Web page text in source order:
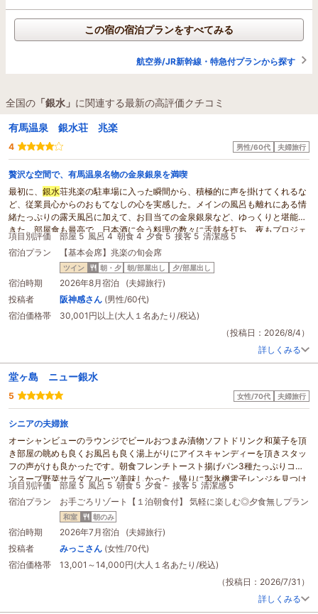
この宿の宿泊プランをすべてみる
航空券/JR新幹線・特急付プランから探す
全国の 「銀水」 に関連する最新の高評価クチコミ
有馬温泉 銀水荘 兆楽
4 男性/60代 夫婦旅行
贅沢な空間で、有馬温泉名物の金泉銀泉を満喫
最初に、 銀水荘兆楽の駐車場に入った瞬間から、積極的に声を掛けてくれるな
ど、従業員心からのおもてなしの心を実感した。メインの風呂も離れにある情
緒たっぷりの露天風呂に加えて、お目当ての金泉銀泉など、ゆっくりと堪能で
きた。部屋食も最高で、日本酒に合う料理の数々に舌鼓を打ち、夜もプロジェ
クションマッピングなど楽しめた。
項目別評価 部屋 5 風呂 4 朝食 4 夕食 5 接客 5 清潔感 5
宿泊プラン
【基本会席】兆楽の旬会席
ツイン 朝・夕 朝/部屋出し 夕/部屋出し
宿泊時期
2026年8月宿泊 (夫婦旅行)
投稿者
阪神感さん (男性/60代)
宿泊価格帯
30,001円以上(大人１名あたり/税込)
（投稿日：2026/8/4）
詳しくみる
堂ヶ島 ニュー銀水
5 女性/70代 夫婦旅行
シニアの夫婦旅
オーシャンビューのラウンジでビールおつまみ漬物ソフトドリンク和菓子を頂
き部屋の眺めも良くお風呂も良く湯上がりにアイスキャンディーを頂きスタッ
フの声がけも良かったです。朝食フレンチトースト揚げパン3種たっぷりコー
ンスープ野菜サラダフルーツ美味しかった。帰りに製氷機電子レンジを見つけ
水筒に氷を頂いてきました。チェックアウトに交通安全のお守りを頂き嬉しか
ったです。 銀水荘と堂ヶ島ニュー 銀水の送迎バスがあるといいな(笑)とてもゆ
っくり出来ました。ありがとうございます。
項目別評価 部屋 5 風呂 5 朝食 5 夕食 - 接客 5 清潔感 5
宿泊プラン
お手ごろリゾート【１泊朝食付】 気軽に楽しむ◎夕食無しプラン
和室 朝のみ
宿泊時期
2026年7月宿泊 (夫婦旅行)
投稿者
みっこさん (女性/70代)
宿泊価格帯
13,001～14,000円(大人１名あたり/税込)
（投稿日：2026/7/31）
詳しくみる